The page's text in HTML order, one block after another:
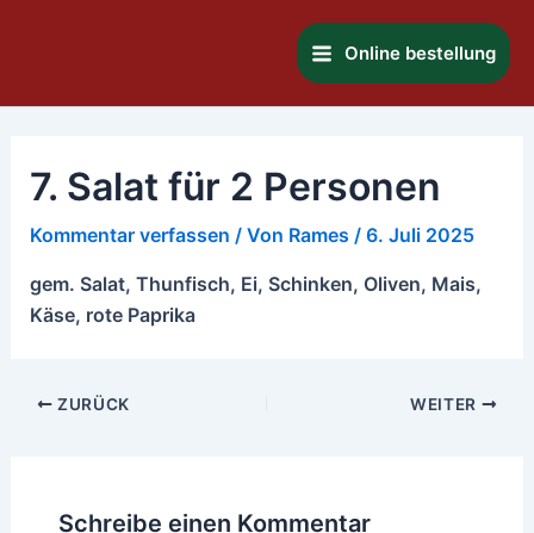
Main
Menu
Online bestellung
7. Salat für 2 Personen
Kommentar verfassen / Von Rames / 6. Juli 2025
gem. Salat, Thunfisch, Ei, Schinken, Oliven, Mais,
Käse, rote Paprika
ZURÜCK WEITER
Schreibe einen Kommentar